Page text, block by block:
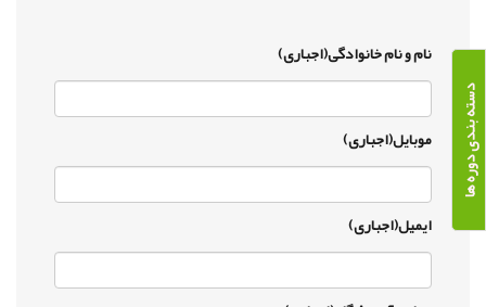
دسته بندی دوره ها
نام و نام خانوادگی(اجباری)
موبایل(اجباری)
ایمیل(اجباری)